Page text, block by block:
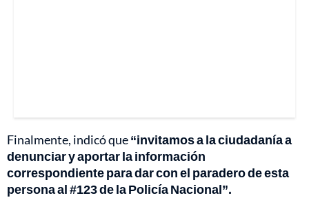
Finalmente, indicó que“invitamos a la ciudadanía a
denunciar y aportar la información
correspondiente para dar con el paradero de esta
persona al #123 de la Policía Nacional”.